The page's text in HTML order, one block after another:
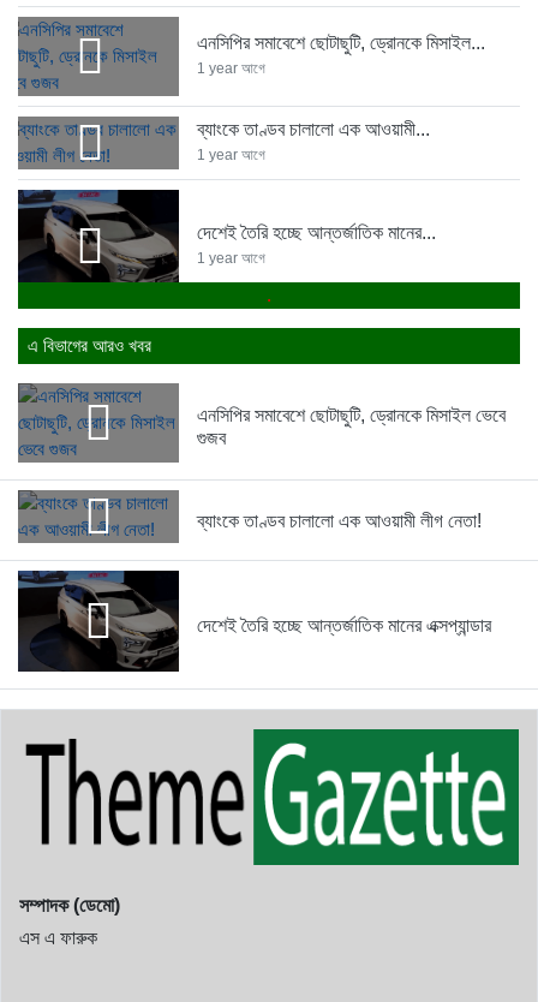
এনসিপির সমাবেশে ছোটাছুটি, ড্রোনকে মিসাইল...
1 year আগে
ব্যাংকে তাণ্ডব চালালো এক আওয়ামী...
1 year আগে
দেশেই তৈরি হচ্ছে আন্তর্জাতিক মানের...
1 year আগে
1 year আগে
রক্ত দিতে ছুটে এলেন তৃতীয়...
1 year আগে
স্থলপথে সুতা আমদানি বন্ধে কোণঠাসা...
1 year আগে
তৌকিরের সাথে সেদিন কী হয়েছিল...
1 year আগে
রাইসার জন্য আইসক্রিম আনতে গিয়ে...
.
এ বিভাগের আরও খবর
এনসিপির সমাবেশে ছোটাছুটি, ড্রোনকে মিসাইল ভেবে
গুজব
ব্যাংকে তাণ্ডব চালালো এক আওয়ামী লীগ নেতা!
দেশেই তৈরি হচ্ছে আন্তর্জাতিক মানের এক্সপ্যান্ডার
সম্পাদক (ডেমো)
এস এ ফারুক